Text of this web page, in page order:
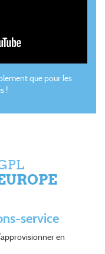
que pour les
!
service
en